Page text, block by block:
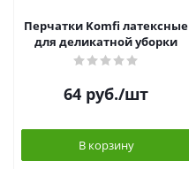
Перчатки Komfi латексные
для деликатной уборки
64 руб./шт
В корзину